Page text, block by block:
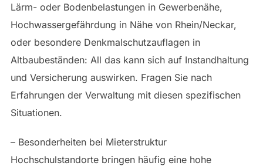
Lärm- oder Bodenbelastungen in Gewerbenähe,
Hochwassergefährdung in Nähe von Rhein/Neckar,
oder besondere Denkmalschutzauflagen in
Altbaubeständen: All das kann sich auf Instandhaltung
und Versicherung auswirken. Fragen Sie nach
Erfahrungen der Verwaltung mit diesen spezifischen
Situationen.
– Besonderheiten bei Mieterstruktur
Hochschulstandorte bringen häufig eine hohe